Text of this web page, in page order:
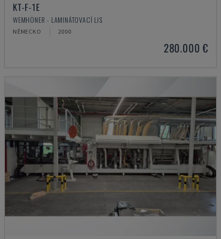
KT-F-1E
WEMHÖNER - LAMINÁTOVACÍ LIS
NĚMECKO 2000
280.000 €